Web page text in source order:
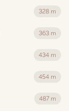
328 m
363 m
434 m
454 m
487 m